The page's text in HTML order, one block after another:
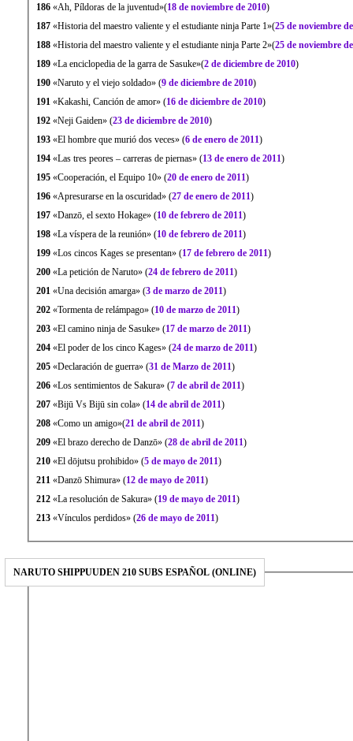
186 «Ah, Píldoras de la juventud»(18 de noviembre de 2010)
187 «Historia del maestro valiente y el estudiante ninja Parte 1»(25 de noviembre
188 «Historia del maestro valiente y el estudiante ninja Parte 2»(25 de noviembre
189 «La enciclopedia de la garra de Sasuke»(2 de diciembre de 2010)
190 «Naruto y el viejo soldado» (9 de diciembre de 2010)
191 «Kakashi, Canción de amor» (16 de diciembre de 2010)
192 «Neji Gaiden» (23 de diciembre de 2010)
193 «El hombre que murió dos veces» (6 de enero de 2011)
194
«Las tres peores – carreras de piernas» (13 de enero de 2011)
195
«Cooperación, el Equipo 10» (20 de enero de 2011)
196 «Apresurarse en la oscuridad» (27 de enero de 2011)
197
«Danzō, el sexto Hokage» (10 de febrero de 2011)
198
«La víspera de la reunión» (10 de febrero de 2011)
199
«Los cincos Kages se presentan» (17 de febrero de 2011)
200
«La petición de Naruto» (24 de febrero de 2011)
201 «Una decisión amarga» (3 de marzo de 2011)
202 «Tormenta de relámpago» (10 de marzo de 2011)
203
«El camino ninja de Sasuke» (17 de marzo de 2011)
204 «El poder de los cinco Kages» (24 de marzo de 2011)
205
«Declaración de guerra» (31 de Marzo de 2011)
206
«Los sentimientos de Sakura» (7 de abril de 2011)
207
«Bijū Vs Bijū sin cola» (14 de abril de 2011)
208 «Como un amigo»(21 de abril de 2011)
209
«El brazo derecho de Danzō» (28 de abril de 2011)
210
«El dōjutsu prohibido» (5 de mayo de 2011)
211
«Danzō Shimura» (12 de mayo de 2011)
212
«La resolución de Sakura» (19 de mayo de 2011)
213
«Vínculos perdidos» (26 de mayo de 2011)
NARUTO SHIPPUUDEN 210 SUBS ESPAÑOL (ONLINE)